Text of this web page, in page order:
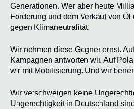
Generationen. Wer aber heute
Förderung und dem Verkauf von Öl
gegen Klimaneutralität.
Wir nehmen diese Gegner ernst.
Kampagnen antworten wir. Auf
wir mit Mobilisierung. Und wir
Wir verschweigen keine
Ungerechtigkeit in Deutschland